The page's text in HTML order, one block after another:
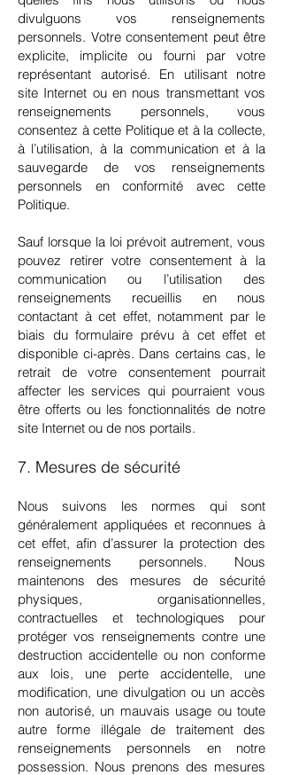
divulguons vos renseignements
personnels. Votre consentement peut être
explicite, implicite ou fourni par votre
représentant autorisé. En utilisant notre
site Internet ou en nous transmettant vos
renseignements personnels, vous
consentez à cette Politique et à la collecte,
à l’utilisation, à la communication et à la
sauvegarde de vos renseignements
personnels en conformité avec cette
Politique.
Sauf lorsque la loi prévoit autrement, vous
pouvez retirer votre consentement à la
communication ou l’utilisation des
renseignements recueillis en nous
contactant à cet effet, notamment par le
biais du formulaire prévu à cet effet et
disponible ci-après. Dans certains cas, le
retrait de votre consentement pourrait
affecter les services qui pourraient vous
être offerts ou les fonctionnalités de notre
site Internet ou de nos portails.
7. Mesures de sécurité
Nous suivons les normes qui sont
généralement appliquées et reconnues à
cet effet, afin d’assurer la protection des
renseignements personnels. Nous
maintenons des mesures de sécurité
physiques, organisationnelles,
contractuelles et technologiques pour
protéger vos renseignements contre une
destruction accidentelle ou non conforme
aux lois, une perte accidentelle, une
modification, une divulgation ou un accès
non autorisé, un mauvais usage ou toute
autre forme illégale de traitement des
renseignements personnels en notre
possession. Nous prenons des mesures